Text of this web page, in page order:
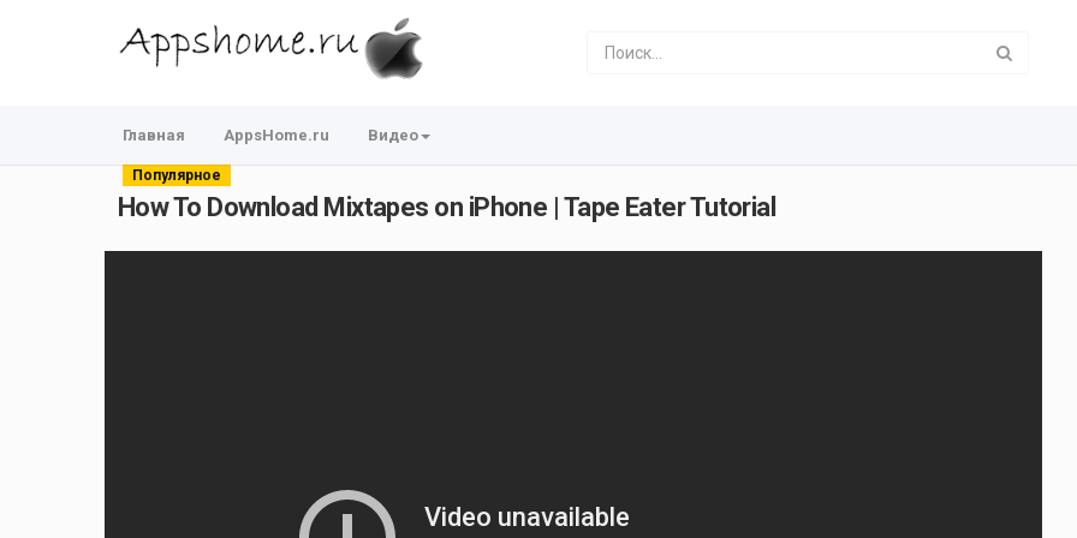
Главная AppsHome.ru Видео
Популярное
How To Download Mixtapes on iPhone | Tape Eater Tutorial